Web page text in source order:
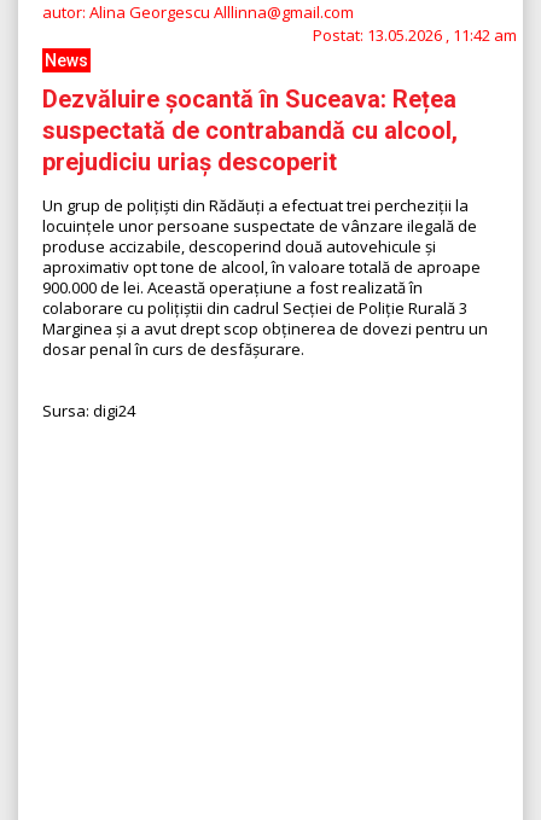
autor: Alina Georgescu Alllinna@gmail.com
Postat: 13.05.2026 , 11:42 am
News
Dezvăluire șocantă în Suceava: Rețea
suspectată de contrabandă cu alcool,
prejudiciu uriaș descoperit
Un grup de polițiști din Rădăuți a efectuat trei percheziții la
locuințele unor persoane suspectate de vânzare ilegală de
produse accizabile, descoperind două autovehicule și
aproximativ opt tone de alcool, în valoare totală de aproape
900.000 de lei. Această operațiune a fost realizată în
colaborare cu polițiștii din cadrul Secției de Poliție Rurală 3
Marginea și a avut drept scop obținerea de dovezi pentru un
dosar penal în curs de desfășurare.
Sursa: digi24